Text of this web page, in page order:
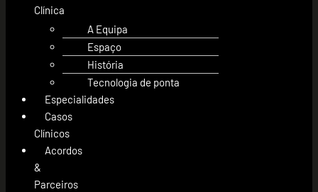
Clínica
A Equipa
Espaço
História
Tecnologia de ponta
Especialidades
Casos
Clínicos
Acordos
&
Parceiros